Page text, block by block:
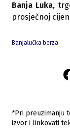
Banja Luka,
prosječnoj
Banjalučka berza
*Pri preuzimanju
izvor i linkovati